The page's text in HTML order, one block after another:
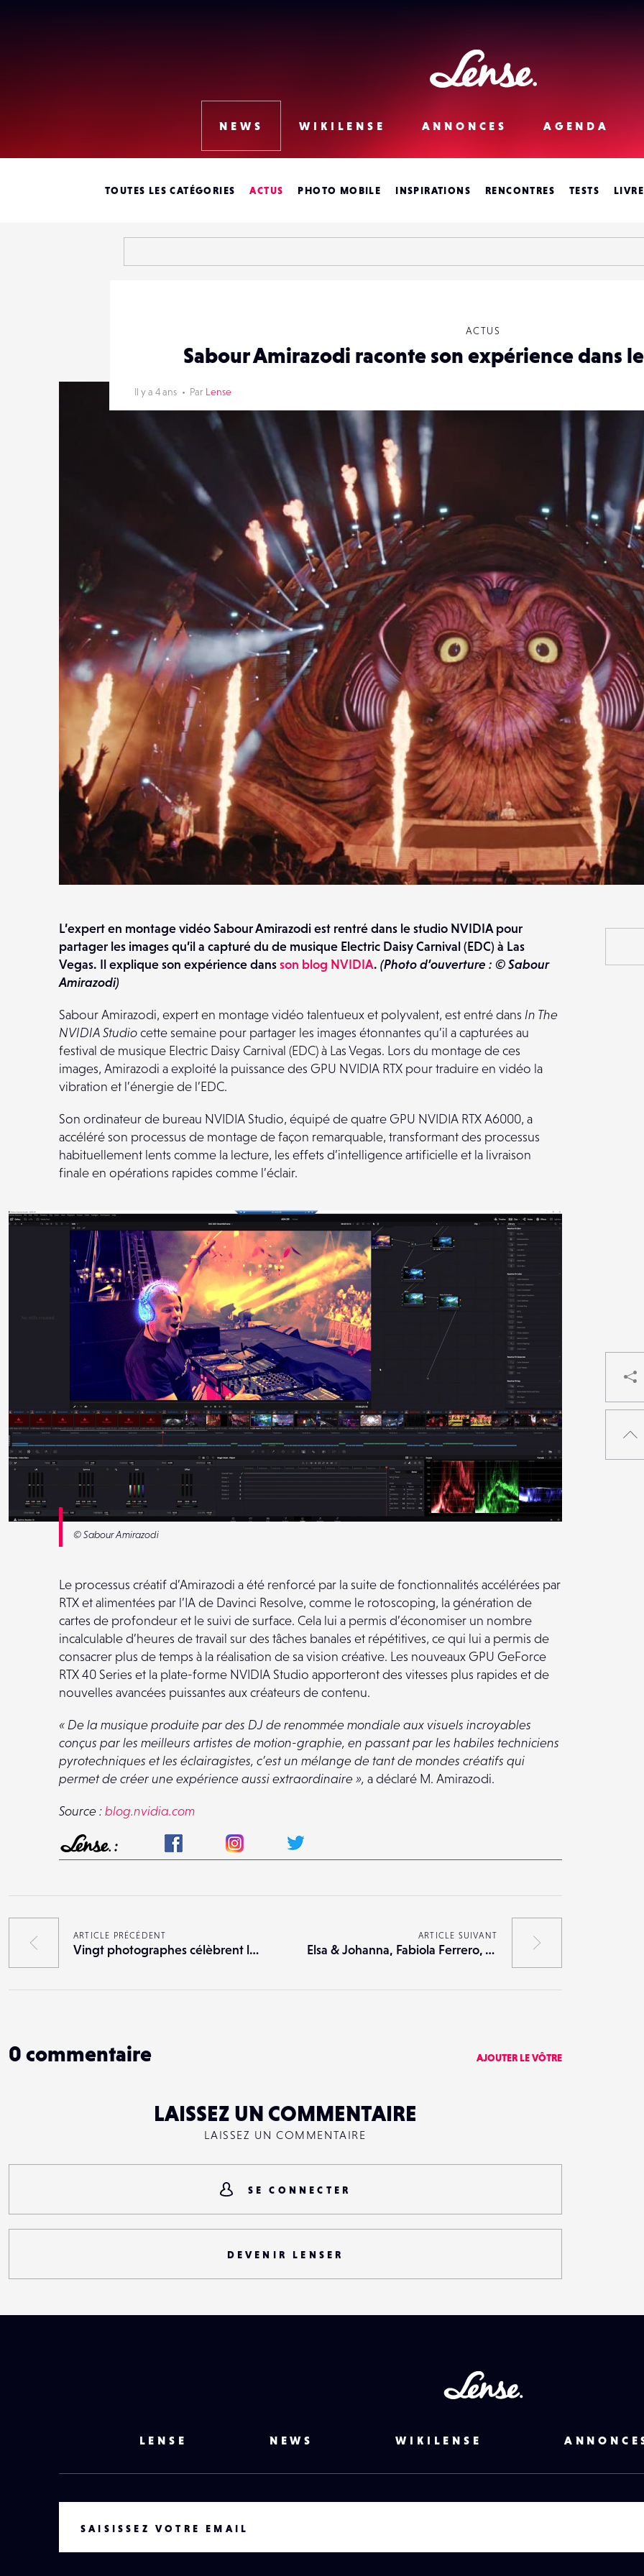
Lense
NEWS WIKILENSE ANNONCES AGENDA
TOUTES LES CATÉGORIES ACTUS PHOTO MOBILE INSPIRATIONS RENCONTRES TESTS
ACTUS
Sabour Amirazodi raconte son expérience dans
Il y a 4 ans Par Lense
L’expert en montage vidéo Sabour Amirazodi est rentré dans le studio NVIDIA pour
partager les images qu’il a capturé du de musique Electric Daisy Carnival (EDC) à Las
Vegas. Il explique son expérience dansson blog NVIDIA. (Photo d’ouverture : © Sabour
Amirazodi)
Sabour Amirazodi, expert en montage vidéo talentueux et polyvalent, est entré dans In The
NVIDIA Studiocette semaine pour partager les images étonnantes qu’il a capturées au
festival de musique Electric Daisy Carnival (EDC) à Las Vegas. Lors du montage de ces
images, Amirazodi a exploité la puissance des GPU NVIDIA RTX pour traduire en vidéo la
vibration et l’énergie de l’EDC.
Son ordinateur de bureau NVIDIA Studio, équipé de quatre GPU NVIDIA RTX A6000, a
accéléré son processus de montage de façon remarquable, transformant des processus
habituellement lents comme la lecture, les effets d’intelligence artificielle et la livraison
finale en opérations rapides comme l’éclair.
© Sabour Amirazodi
Le processus créatif d’Amirazodi a été renforcé par la suite de fonctionnalités accélérées par
RTX et alimentées par l’IA de Davinci Resolve, comme le rotoscoping, la génération de
cartes de profondeur et le suivi de surface. Cela lui a permis d’économiser un nombre
incalculable d’heures de travail sur des tâches banales et répétitives, ce qui lui a permis de
consacrer plus de temps à la réalisation de sa vision créative. Les nouveaux GPU GeForce
RTX 40 Series et la plate-forme NVIDIA Studio apporteront des vitesses plus rapides et de
nouvelles avancées puissantes aux créateurs de contenu.
« De la musique produite par des DJ de renommée mondiale aux visuels incroyables
conçus par les meilleurs artistes de motion-graphie, en passant par les habiles techniciens
pyrotechniques et les éclairagistes, c’est un mélange de tant de mondes créatifs qui
permet de créer une expérience aussi extraordinaire », a déclaré M. Amirazodi.
Source :blog.nvidia.com
ARTICLE PRÉCÉDENT
Vingt photographes célèbrent la Nuit au Festival du Regard
ARTICLE SUIVANT
Elsa & Johanna, Fabiola Ferrero, Antoine Henault : focus sur PhotoSaintGermain
0 commentaire AJOUTER LE VÔTRE
LAISSEZ UN COMMENTAIRE
LAISSEZ UN COMMENTAIRE
SE CONNECTER
DEVENIR LENSER
LENSE NEWS WIKILENSE
SAISISSEZ VOTRE EMAIL